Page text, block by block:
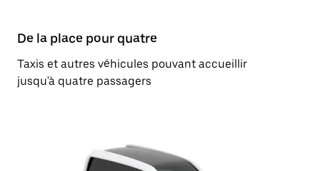
De la place pour quatre
Taxis et autres véhicules pouvant accueillir
jusqu'à quatre passagers